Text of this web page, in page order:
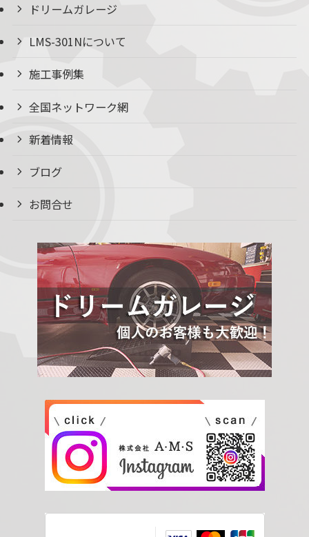
ドリームガレージ
LMS-301Nについて
施工事例集
全国ネットワーク網
新着情報
ブログ
お問合せ